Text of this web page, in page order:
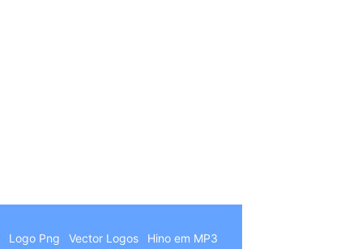
Logo Png Vector Logos
Hino em MP3
Chinese